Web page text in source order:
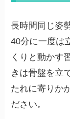
長時間同じ姿
40分に一度は
くりと動かす
きは骨盤を立
たれに寄りか
ださい。